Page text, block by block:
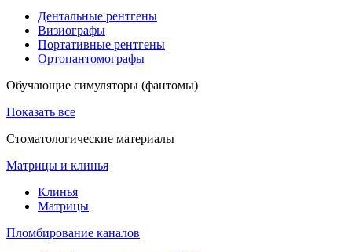
Дентальные рентгены
Визиографы
Портативные рентгены
Ортопантомографы
Обучающие симуляторы (фантомы)
Показать все
Стоматологические материалы
Матрицы и клинья
Клинья
Матрицы
Пломбирование каналов